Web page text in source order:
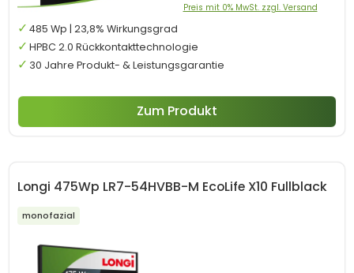
Preis mit 0% MwSt. zzgl. Versand
485 Wp | 23,8% Wirkungsgrad
HPBC 2.0 Rückkontakttechnologie
30 Jahre Produkt- & Leistungsgarantie
Zum Produkt
Longi 475Wp LR7-54HVBB-M EcoLife X10 Fullblack
monofazial